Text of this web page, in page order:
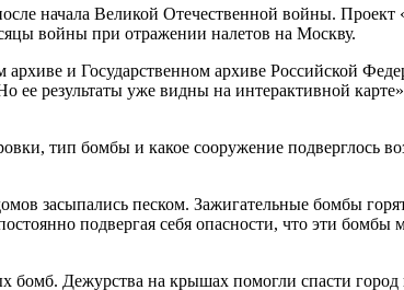
начала Великой Отечественной войны.
войны при отражении налетов на Москву.
и Государственном архиве Российской
ее результаты уже видны на интерактивной
тип бомбы и какое сооружение подверглось
засыпались песком. Зажигательные бомбы
подвергая себя опасности, что эти бомбы
Дежурства на крышах помогли спасти город